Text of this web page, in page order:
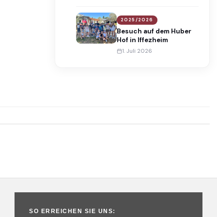
2025/2026
Besuch auf dem Huber
Hof in Iffezheim
1. Juli 2026
SO ERREICHEN SIE UNS: